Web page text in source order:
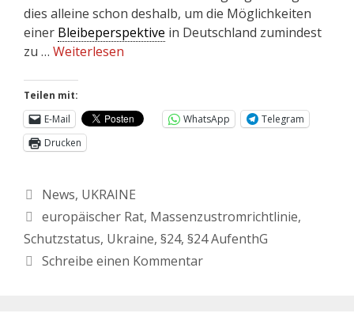
dies alleine schon deshalb, um die Möglichkeiten
einer Bleibeperspektive in Deutschland zumindest
zu … Weiterlesen
Teilen mit:
E-Mail
WhatsApp
Telegram
Drucken
News, UKRAINE
europäischer Rat, Massenzustromrichtlinie,
Schutzstatus, Ukraine, §24, §24 AufenthG
Schreibe einen Kommentar